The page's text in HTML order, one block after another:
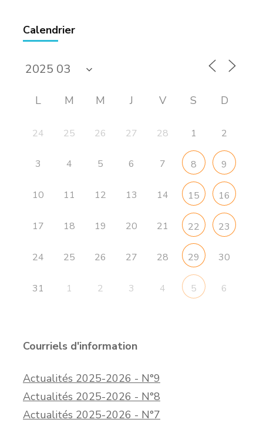
Calendrier
L M M J V S D
24 25 26 27 28 1 2
3 4 5 6 7 8 9
10 11 12 13 14 15 16
17 18 19 20 21 22 23
24 25 26 27 28 29 30
31 1 2 3 4 5 6
Courriels d'information
Actualités 2025-2026 - N°9
Actualités 2025-2026 - N°8
Actualités 2025-2026 - N°7